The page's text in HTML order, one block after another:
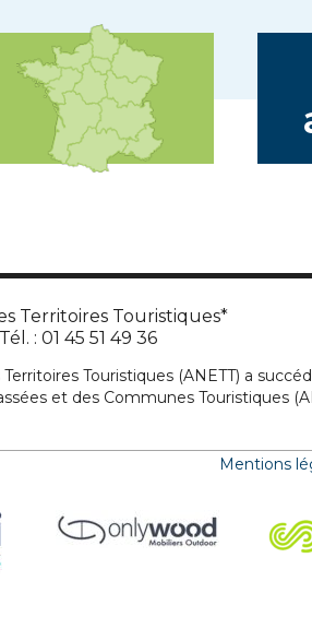
Territoires Touristiques*
: 01 45 51 49 36
Touristiques (ANETT) a
et des Communes Touristiques
Mentions